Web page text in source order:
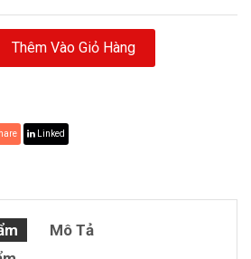
Thêm Vào Giỏ Hàng
Linked
Mô Tả